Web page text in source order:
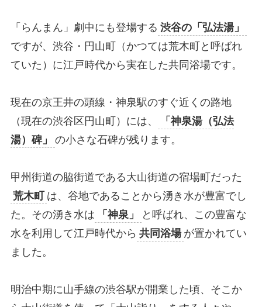
「らんまん」劇中にも登場する 渋谷の「弘法湯」
ですが、渋谷・円山町（かつては荒木町と呼ばれ
ていた）に江戸時代から実在した共同浴場です。
現在の京王井の頭線・神泉駅のすぐ近くの路地
（現在の渋谷区円山町）には、
「神泉湯（弘法
湯）碑」
の小さな石碑が残ります。
甲州街道の脇街道である大山街道の宿場町だった
荒木町
は、谷地であることから湧き水が豊富でし
た。その湧き水は
「神泉」
と呼ばれ、この豊富な
水を利用して江戸時代から 共同浴場 が置かれてい
ました。
明治中期に山手線の渋谷駅が開業した頃、そこか